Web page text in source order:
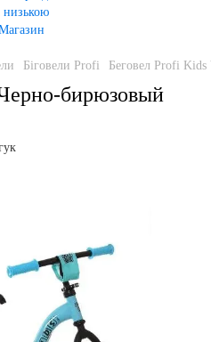
Біговели Profi Беговел Profi
бирюзовый